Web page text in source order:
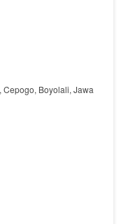
Cepogo, Boyolali, Jawa